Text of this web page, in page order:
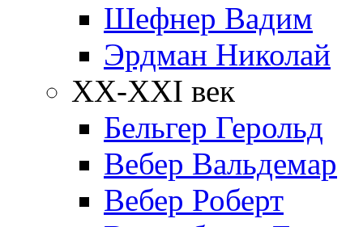
Шефнер Вадим
Эрдман Николай
ХХ-XXI век
Бельгер Герольд
Вебер Вальдемар
Вебер Роберт